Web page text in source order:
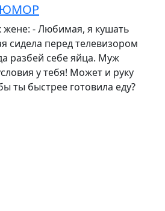
ЮМОР
- Любимая, я кушать
сидела перед телевизором
разбей себе яйца. Муж
у тебя! Может и руку
ты быстрее готовила еду?